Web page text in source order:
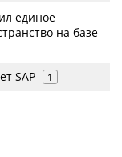
единое
на базе
SAP 1